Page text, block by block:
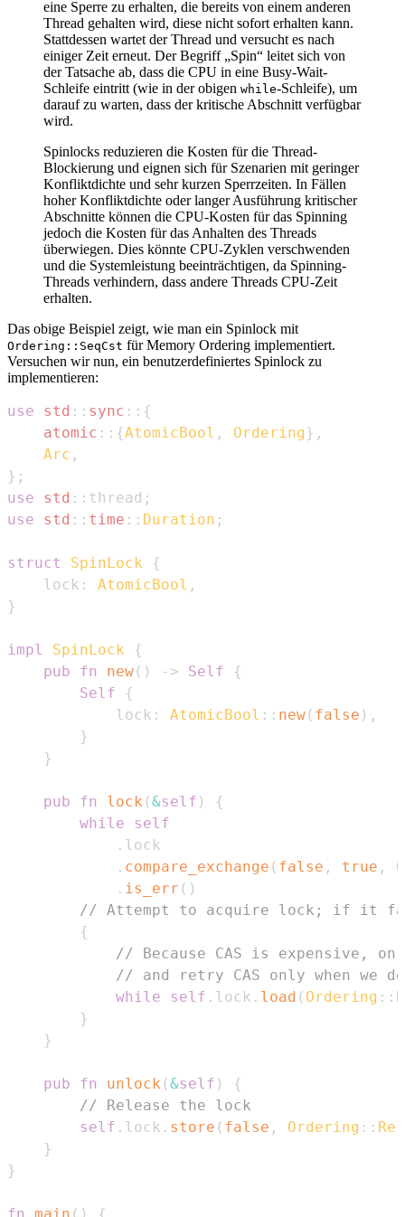
eine Sperre zu erhalten, die bereits von einem anderen
Thread gehalten wird, diese nicht sofort erhalten kann.
Stattdessen wartet der Thread und versucht es nach
einiger Zeit erneut. Der Begriff „Spin“ leitet sich von
der Tatsache ab, dass die CPU in eine Busy-Wait-
Schleife eintritt (wie in der obigen while-Schleife), um
darauf zu warten, dass der kritische Abschnitt verfügbar
wird.
Spinlocks reduzieren die Kosten für die Thread-
Blockierung und eignen sich für Szenarien mit geringer
Konfliktdichte und sehr kurzen Sperrzeiten. In Fällen
hoher Konfliktdichte oder langer Ausführung kritischer
Abschnitte können die CPU-Kosten für das Spinning
jedoch die Kosten für das Anhalten des Threads
überwiegen. Dies könnte CPU-Zyklen verschwenden
und die Systemleistung beeinträchtigen, da Spinning-
Threads verhindern, dass andere Threads CPU-Zeit
erhalten.
Das obige Beispiel zeigt, wie man ein Spinlock mit
Ordering::SeqCst für Memory Ordering implementiert.
Versuchen wir nun, ein benutzerdefiniertes Spinlock zu
implementieren:
use std :: sync :: {
atomic :: {AtomicBool , Ordering} ,
Arc ,
} ;
use
std :: thread ;
use
std :: time :: Duration ;
struct SpinLock
{
    lock
: AtomicBool ,
}
impl SpinLock
{
pub
fn new( ) -> Self
{
Self
{
            lock
: AtomicBool :: new( false ) ,
}
}
pub fn lock (&self )
{
while
self
.
. compare_exchange ( false , true ,
. is_err ( )
// Attempt to acquire lock; if it
{
// Because CAS is expensive,
// and retry CAS only when we
while
self . lock . load ( Ordering ::
}
}
pub fn unlock (&self )
{
// Release the lock
self . lock . store ( false , Ordering ::
}
}
fn main ( ) {